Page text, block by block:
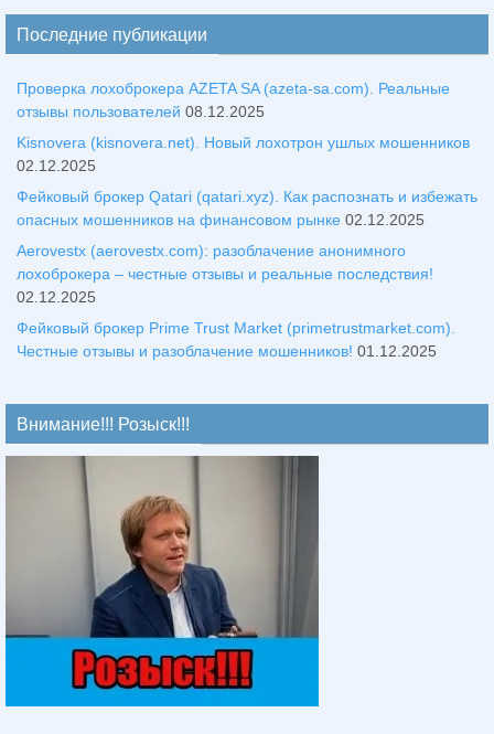
Последние публикации
Проверка лохоброкера AZETA SA (azeta-sa.com). Реальные
отзывы пользователей 08.12.2025
Kisnovera (kisnovera.net). Новый лохотрон ушлых мошенников
02.12.2025
Фейковый брокер Qatari (qatari.xyz). Как распознать и избежать
опасных мошенников на финансовом рынке 02.12.2025
Aerovestx (aerovestx.com): разоблачение анонимного
лохоброкера – честные отзывы и реальные последствия!
02.12.2025
Фейковый брокер Prime Trust Market (primetrustmarket.com).
Честные отзывы и разоблачение мошенников! 01.12.2025
Внимание!!! Розыск!!!